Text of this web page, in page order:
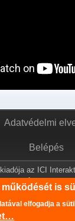
Adatvédelmi
Belépés
az ICI
fenntartva.
törvény
nélkül tilos
is
elfogadja a